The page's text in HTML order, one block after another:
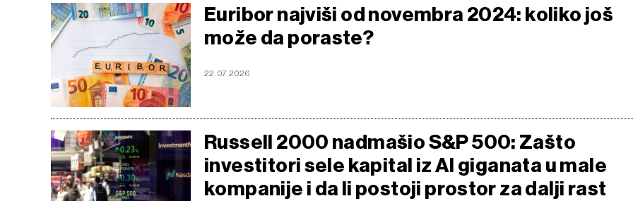
Euribor najviši od novembra 2024: koliko još
može da poraste?
22.07.2026
Russell 2000 nadmašio S&P 500: Zašto
investitori sele kapital iz AI giganata u male
kompanije i da li postoji prostor za dalji rast